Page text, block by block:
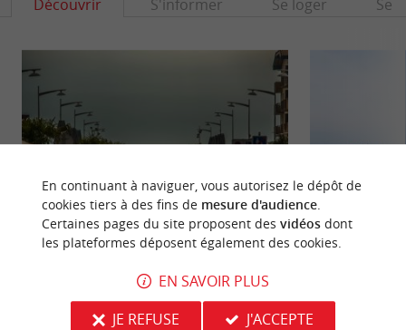
Découvrir S'informer Se loger Se
Lacanau
Au départ petite station balnéaire dont les
premières villas sont apparues en 1906, Lacanau
est devenue ...
du Médoc, qui
long du littoral ...
En continuant à naviguer, vous autorisez le dépôt de
cookies tiers à des fins de mesure d'audience.
Certaines pages du site proposent des vidéosdont
les plateformes déposent également des cookies.
EN SAVOIR PLUS
JE REFUSE
J'ACCEPTE